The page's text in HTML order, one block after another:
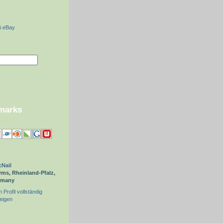
eBay
Rheinland-Pfalz,
Profil vollständig